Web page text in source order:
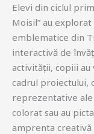
Elevi din ciclul
Moisil” au
emblematice din
interactivă de
activității, copiii
cadrul proiectului,
reprezentative ale
colorat sau au
amprenta creativă